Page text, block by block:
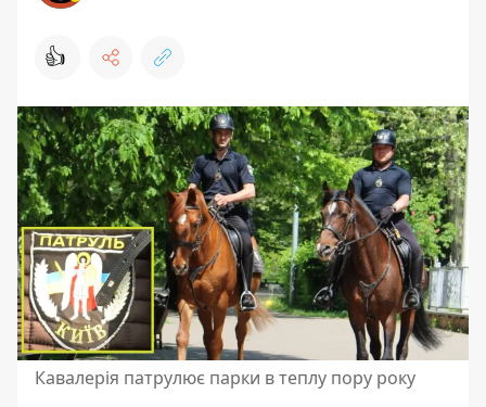
👍
Кавалерія патрулює парки в теплу пору року